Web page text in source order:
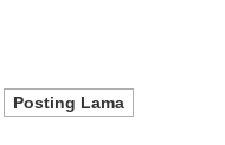
Posting Lama